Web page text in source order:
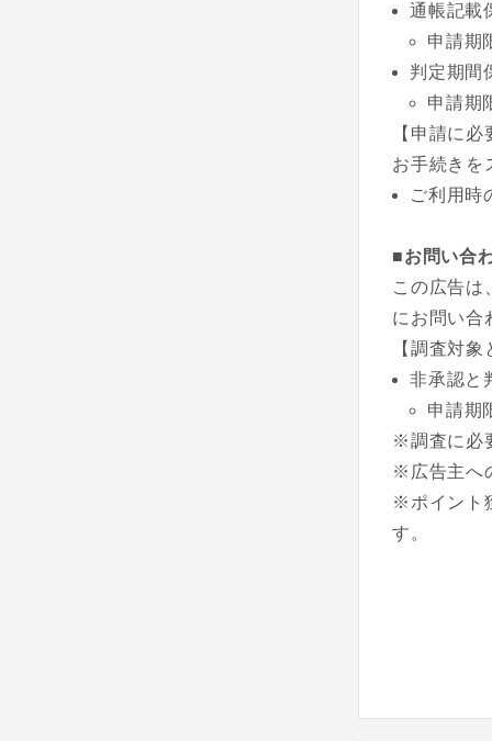
通帳記載
申請期
判定期間
申請期
【申請に
お手続きを
ご利用時
■お問い合
この広告は
にお問い合
【調査対
非承認と
申請期
※調査に必
※広告主へ
※ポイント
す。